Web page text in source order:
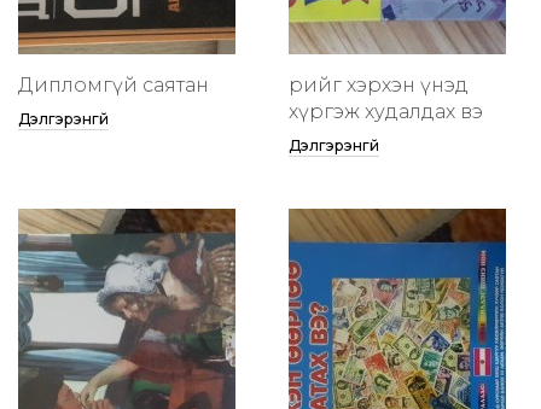
Дипломгүй саятан
Дэлгэрэнгүй
өөрийгөө хэрхэн үнэд
хүргэж худалдах вэ
Дэлгэрэнгүй